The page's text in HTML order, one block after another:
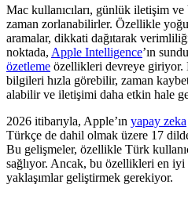
Mac kullanıcıları, günlük iletişim ve
zaman zorlanabilirler. Özellikle
aramalar, dikkati dağıtarak
noktada, Apple Intelligence’ın
özetleme özellikleri devreye giriyor.
bilgileri hızla görebilir, zaman
alabilir ve iletişimi daha etkin hale
2026 itibarıyla, Apple’ın yapay zeka
Türkçe de dahil olmak üzere 17
Bu gelişmeler, özellikle Türk
sağlıyor. Ancak, bu özellikleri en
yaklaşımlar geliştirmek gerekiyor.